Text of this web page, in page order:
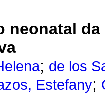
neonatal
; de los
Estefany;